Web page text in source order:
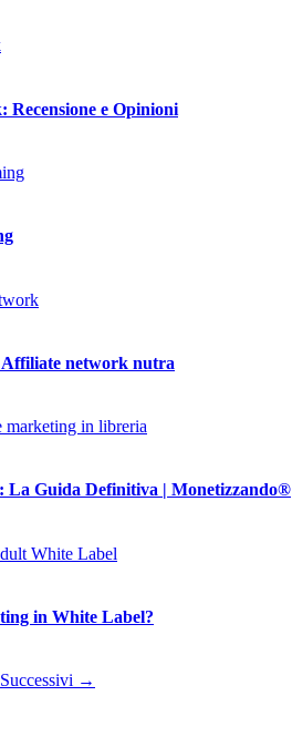
e Opinioni
network nutra
Guida Definitiva | Monetizzando®
in White Label?
Successivi →